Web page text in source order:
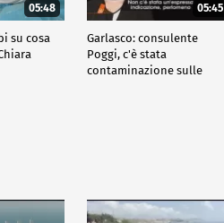
05:48
su cosa
05:45
Garlasco: consulente
Poggi, c'è stata
contaminazione sulle